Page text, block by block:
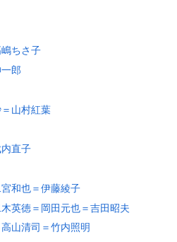
嶋ちさ子
郎
＝山村紅葉
内直子
宮和也＝伊藤綾子
英徳＝岡田元也＝吉田昭夫
山清司＝竹内照明